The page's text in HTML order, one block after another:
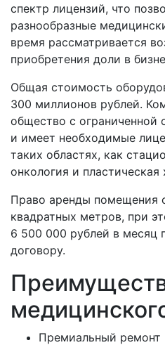
спектр лицензий, что
разнообразные
время рассматривается
приобретения доли в
Общая стоимость
300 миллионов рублей.
общество с ограниченной
и имеет необходимые
таких областях, как
онкология и пластическая
Право аренды помещения
квадратных метров, при
6 500 000 рублей в месяц
договору.
Премиальный ремонт